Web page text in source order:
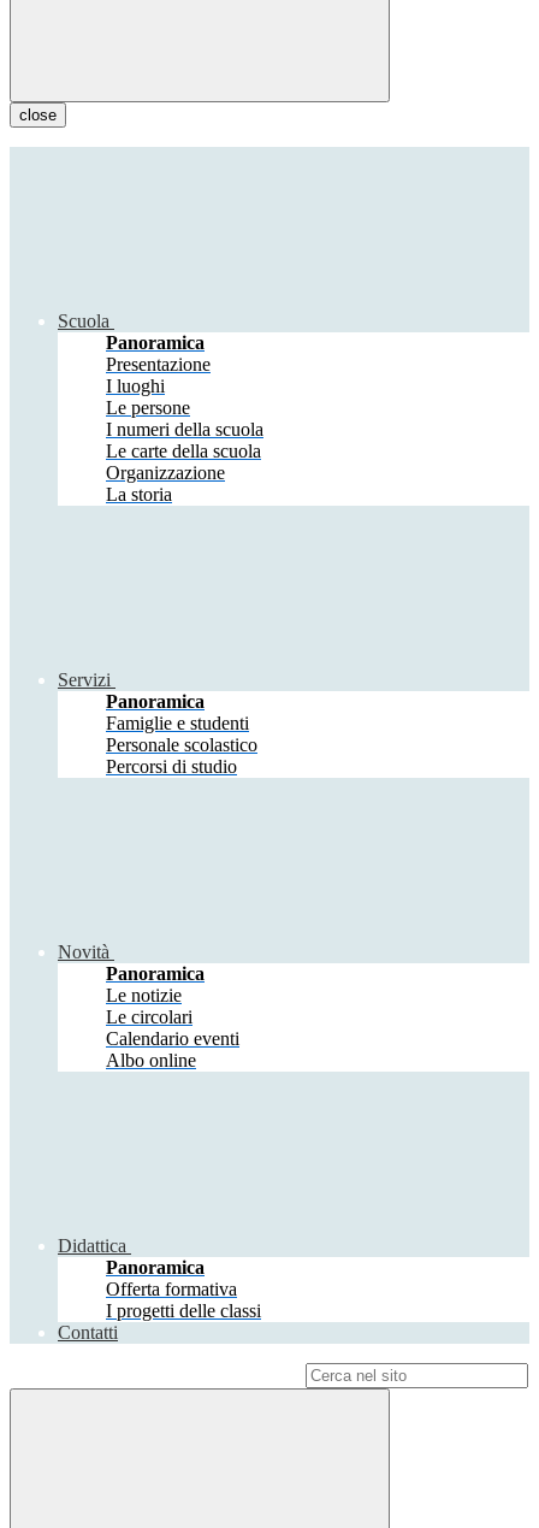
close
Scuola
Panoramica
Presentazione
I luoghi
Le persone
I numeri della scuola
Le carte della scuola
Organizzazione
La storia
Servizi
Panoramica
Famiglie e studenti
Personale scolastico
Percorsi di studio
Novità
Panoramica
Le notizie
Le circolari
Calendario eventi
Albo online
Didattica
Panoramica
Offerta formativa
I progetti delle classi
Contatti